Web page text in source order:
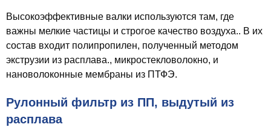
Высокоэффективные валки используются там, где
важны мелкие частицы и строгое качество воздуха.. В их
состав входит полипропилен, полученный методом
экструзии из расплава., микростекловолокно, и
нановолоконные мембраны из ПТФЭ.
Рулонный фильтр из ПП, выдутый из
расплава